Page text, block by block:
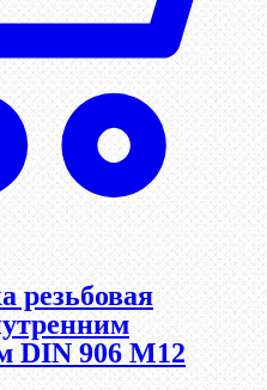
резьбовая
DIN 906 М12